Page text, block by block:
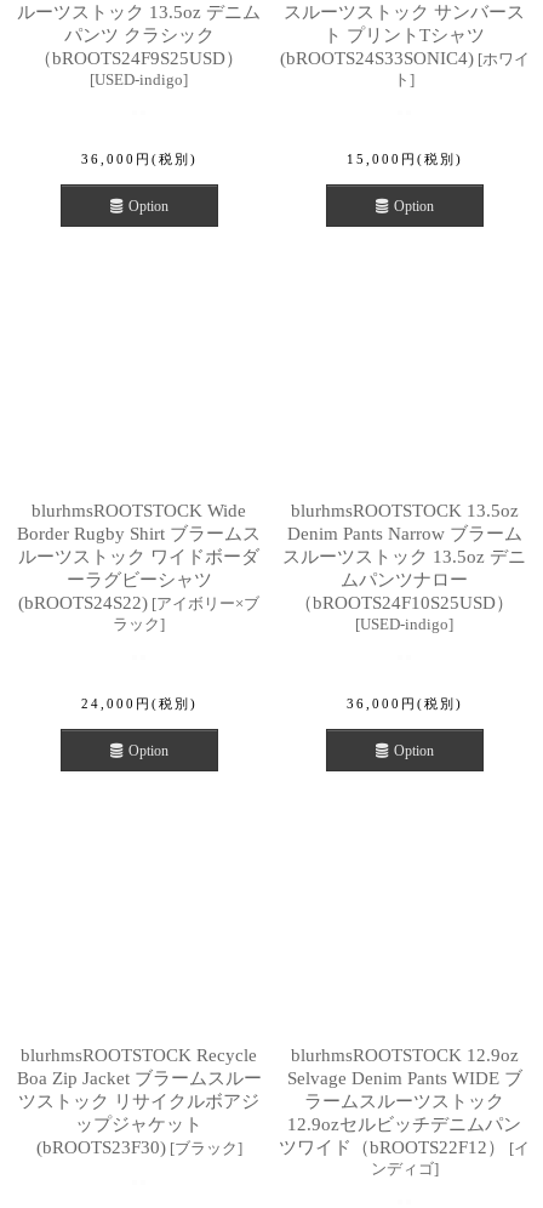
ルーツストック 13.5oz デニム
パンツ クラシック
（bROOTS24F9S25USD）
[USED-indigo]
36,000 円 (税別)
Option
スルーツストック サンバース
ト プリントTシャツ
(bROOTS24S33SONIC4) [ホワイ
ト ]
15,000 円 (税別)
Option
blurhmsROOTSTOCK Wide
Border Rugby Shirt ブラームス
ルーツストック ワイドボーダ
ーラグビーシャツ
(bROOTS24S22) [アイボリー×ブ
ラック]
24,000 円 (税別)
Option
blurhmsROOTSTOCK 13.5oz
Denim Pants Narrow ブラーム
スルーツストック 13.5oz デニ
ムパンツナロー
（bROOTS24F10S25USD）
[USED-indigo]
36,000 円 (税別)
Option
blurhmsROOTSTOCK Recycle
Boa Zip Jacket ブラームスルー
ツストック リサイクルボアジ
ップジャケット
(bROOTS23F30) [ブラック]
blurhmsROOTSTOCK 12.9oz
Selvage Denim Pants WIDE ブ
ラームスルーツストック
12.9ozセルビッチデニムパン
ツワイド（bROOTS22F12）
[イ
ンディゴ]